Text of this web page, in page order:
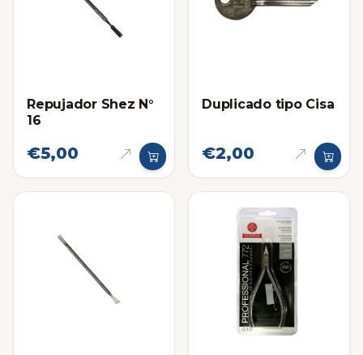
Repujador Shez N°
16
€5,00
Duplicado tipo Cisa
€2,00